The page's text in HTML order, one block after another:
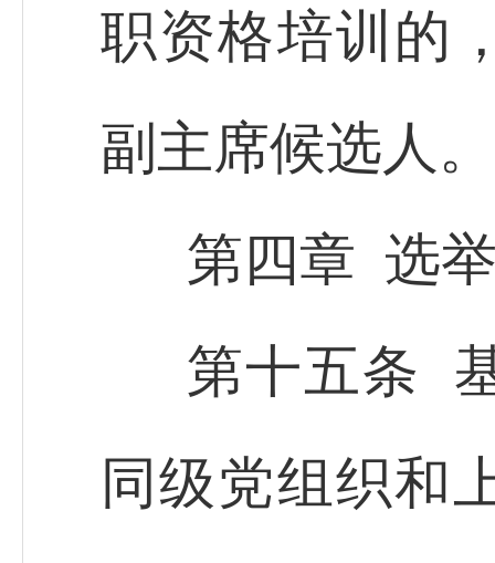
职资格培训的
副主席候选人。
第四章 选
第十五条
同级党组织和